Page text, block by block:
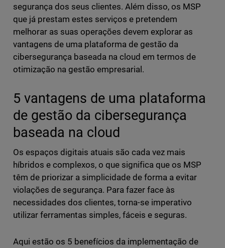
segurança dos seus clientes. Além disso, os MSP
que já prestam estes serviços e pretendem
melhorar as suas operações devem explorar as
vantagens de uma plataforma de gestão da
cibersegurança baseada na cloud em termos de
otimização na gestão empresarial.
5 vantagens de uma plataforma
de gestão da cibersegurança
baseada na cloud
Os espaços digitais atuais são cada vez mais
híbridos e complexos, o que significa que os MSP
têm de priorizar a simplicidade de forma a evitar
violações de segurança. Para fazer face às
necessidades dos clientes, torna-se imperativo
utilizar ferramentas simples, fáceis e seguras.
Aqui estão os 5 benefícios da implementação de